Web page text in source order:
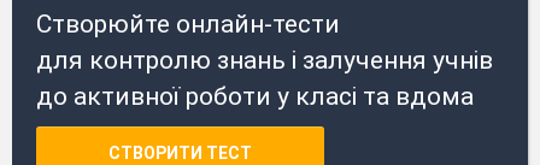
Створюйте онлайн-тести
для контролю знань і залучення учнів
до активної роботи у класі та вдома
СТВОРИТИ ТЕСТ